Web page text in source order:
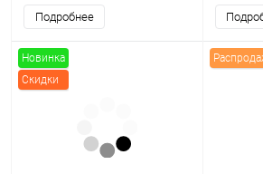
Подробнее
Новинка
Скидки